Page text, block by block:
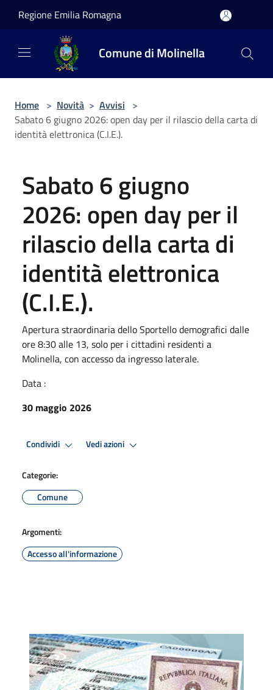
Regione Emilia Romagna
Comune di Molinella
Home > Novità > Avvisi >
Sabato 6 giugno 2026: open day per il rilascio della carta di
identità elettronica (C.I.E.).
Sabato 6 giugno
2026: open day per il
rilascio della carta di
identità elettronica
(C.I.E.).
Apertura straordinaria dello Sportello demografici dalle
ore 8:30 alle 13, solo per i cittadini residenti a
Molinella, con accesso da ingresso laterale.
Data :
30 maggio 2026
Condividi Vedi azioni
Categorie:
Comune
Argomenti:
Accesso all'informazione